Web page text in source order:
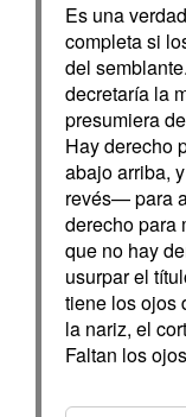
Es una
completa si
del
decretaría la
presumiera
Hay derecho
abajo arriba,
revés— para
derecho para
que no hay
usurpar el
tiene los ojos
la nariz, el
Faltan los